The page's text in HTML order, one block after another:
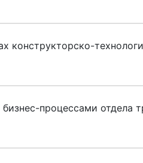
процессами отдела